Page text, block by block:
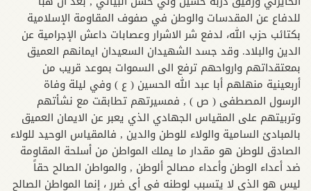
للدفاع عن المقدسات والوطن في صفوف المقاومة الإسلامية
بكتائب حزب الله، لدفع شر الاشرار وعصابات داعش الإجرامية عن
الدين والبلاد. وقد جسد الشهيدان السعيدان ايمانهم العميق
بمعتقداتهم وارواحهم ترفع الى السموات بموعد قريب من
أربعينية منهلهم أبا عبد الله الحسين ( ع ) وفي ليلة وفاة
الرسول المصطفى ( ص ) , فمسيرتهم تطابقت مع نشأتهم
وتربيتهم على المقياس الجهادي الذي يعبر عن الايمان العميق
بالمبادئ السامية والولاء للوطن والدين , فالمقياس الوحيد للولاء
الصادق للوطن هو مقدار ما يملك المواطن من أسلحة المقاومة
ضد أعداء الوطن وأعداء مصالح ألوطن , والمواطن الصالح حقاً
ليس هو الذى لا يتسبب لوطنه في أى ضرر ، إنما المواطن الصالح